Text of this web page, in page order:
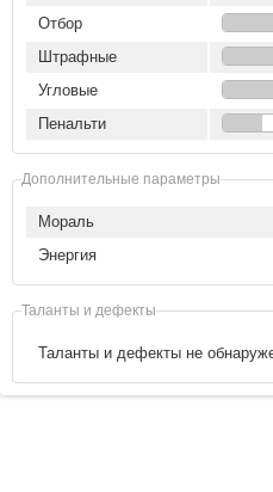
Отбор
Штрафные
Угловые
Пенальти
Дополнительные параметры
Мораль
Энергия
Таланты и дефекты
Таланты и дефекты не